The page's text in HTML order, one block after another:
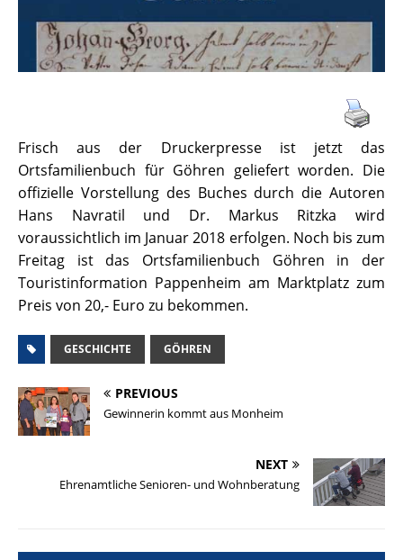
Frisch aus der Druckerpresse ist jetzt das
Ortsfamilienbuch für Göhren geliefert worden. Die
offizielle Vorstellung des Buches durch die Autoren
Hans Navratil und Dr. Markus Ritzka wird
voraussichtlich im Januar 2018 erfolgen. Noch bis zum
Freitag ist das Ortsfamilienbuch Göhren in der
Touristinformation Pappenheim am Marktplatz zum
Preis von 20,- Euro zu bekommen.
GESCHICHTE GÖHREN
PREVIOUS
Gewinnerin kommt aus Monheim
NEXT
Ehrenamtliche Senioren- und Wohnberatung